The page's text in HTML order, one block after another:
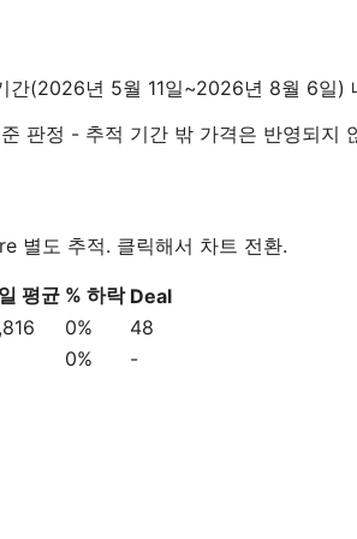
(2026년 5월 11일~2026년 8월 6일)
판정 - 추적 기간 밖 가격은 반영되지
별도 추적. 클릭해서 차트 전환.
평균 % 하락 Deal
0%
48
0% -